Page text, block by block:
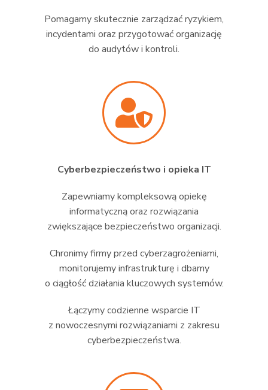
Pomagamy skutecznie zarządzać ryzykiem,
incydentami oraz przygotować organizację
do audytów i kontroli.
Cyberbezpieczeństwo i opieka IT
Zapewniamy kompleksową opiekę
informatyczną oraz rozwiązania
zwiększające bezpieczeństwo organizacji.
Chronimy firmy przed cyberzagrożeniami,
monitorujemy infrastrukturę i dbamy
o ciągłość działania kluczowych systemów.
Łączymy codzienne wsparcie IT
z nowoczesnymi rozwiązaniami z zakresu
cyberbezpieczeństwa.